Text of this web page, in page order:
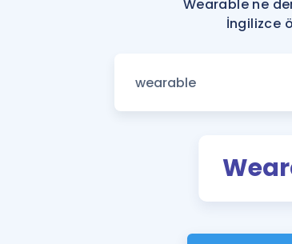
Wearable ne
İngilizce